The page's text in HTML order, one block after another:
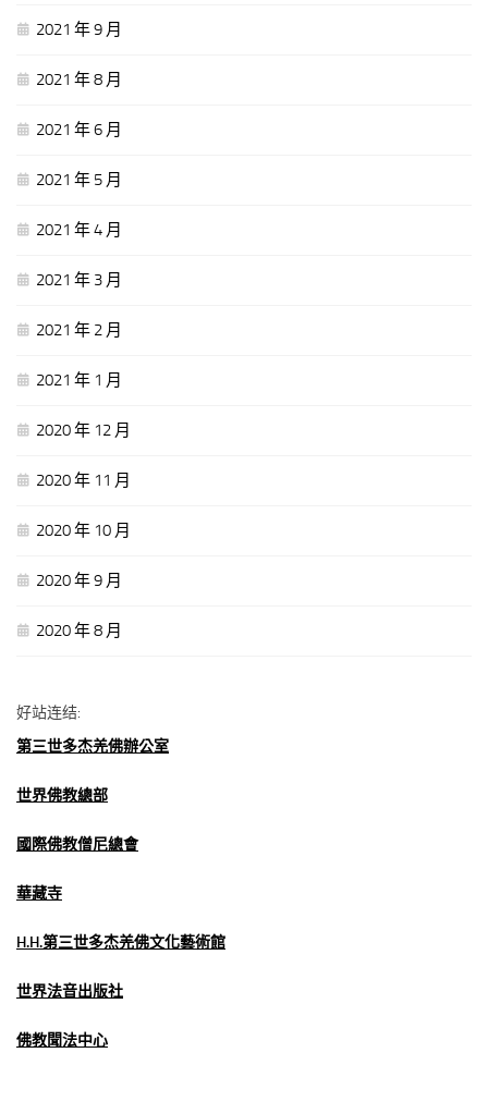
2021 年 9 月
2021 年 8 月
2021 年 6 月
2021 年 5 月
2021 年 4 月
2021 年 3 月
2021 年 2 月
2021 年 1 月
2020 年 12 月
2020 年 11 月
2020 年 10 月
2020 年 9 月
2020 年 8 月
好站连结:
第三世多杰羌佛辦公室
世界佛教總部
國際佛教僧尼總會
華藏寺
H.H.第三世多杰羌佛文化藝術館
世界法音出版社
佛教聞法中心